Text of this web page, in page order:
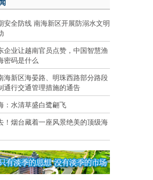
安全防线 南海新区开展防溺水文明
企业让越南官员点赞，中国智慧渔
密码是什么
海新区海晏路、明珠西路部分路段
通行交通管理措施的通告
：水清草盛白鹭翩飞
！烟台藏着一座风景绝美的顶级海